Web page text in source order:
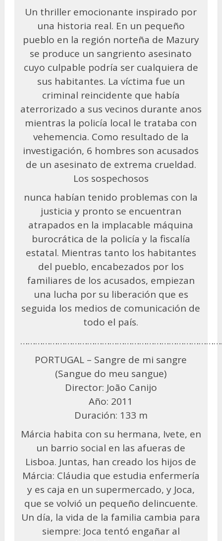
Un thriller emocionante inspirado por
una historia real. En un pequeño
pueblo en la región norteña de Mazury
se produce un sangriento asesinato
cuyo culpable podría ser cualquiera de
sus habitantes. La víctima fue un
criminal reincidente que había
aterrorizado a sus vecinos durante anos
mientras la policía local le trataba con
vehemencia. Como resultado de la
investigación, 6 hombres son acusados
de un asesinato de extrema crueldad.
Los sospechosos
nunca habían tenido problemas con la
justicia y pronto se encuentran
atrapados en la implacable máquina
burocrática de la policía y la fiscalía
estatal. Mientras tanto los habitantes
del pueblo, encabezados por los
familiares de los acusados, empiezan
una lucha por su liberación que es
seguida los medios de comunicación de
todo el país.
PORTUGAL – Sangre de mi sangre
(Sangue do meu sangue)
Director: João Canijo
Año: 2011
Duración: 133 m
Márcia habita con su hermana, Ivete, en
un barrio social en las afueras de
Lisboa. Juntas, han creado los hijos de
Márcia: Cláudia que estudia enfermería
y es caja en un supermercado, y Joca,
que se volvió un pequeño delincuente.
Un día, la vida de la familia cambia para
siempre: Joca tentó engañar al